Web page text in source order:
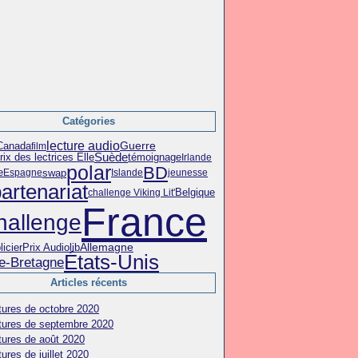
Catégories
film lecture audioGuerre
des lectrices ElleSuèdetémoignage Irlande
Espagneswappolar IslandeBDjeunesse
challenge Viking Lit'Belgique
France
Prix AudiolibAllemagne
BretagneÉtats-Unis
Articles récents
de octobre 2020
de septembre 2020
de août 2020
de juillet 2020